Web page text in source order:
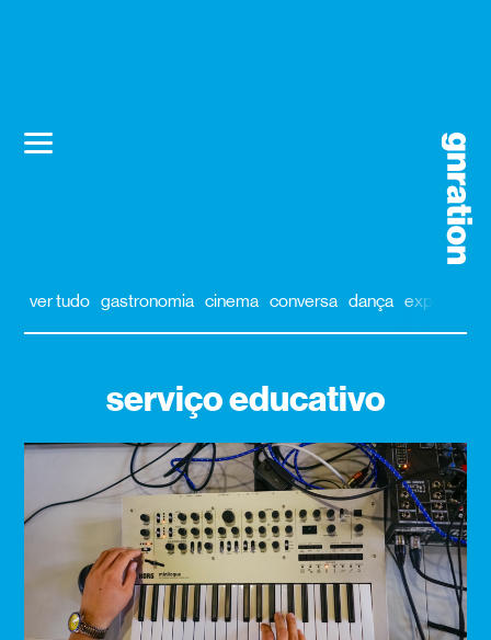
ver tudo gastronomia cinema conversa dança exposição
serviço educativo